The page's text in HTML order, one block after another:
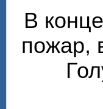
В
пожар,